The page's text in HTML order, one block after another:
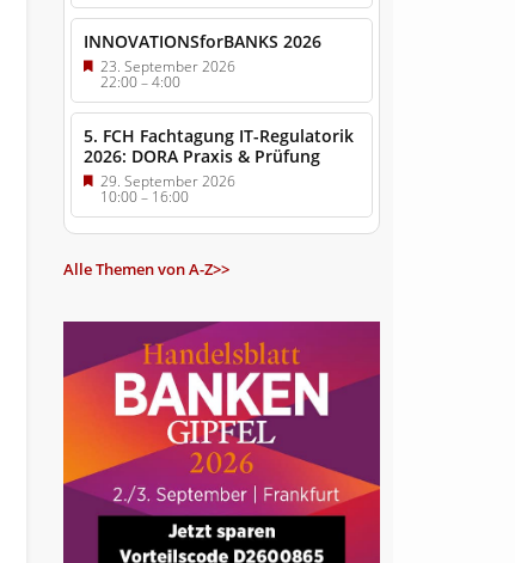
INNOVATIONSforBANKS 2026
23. September 2026
22:00–4:00
5. FCH Fachtagung IT-Regulatorik
2026: DORA Praxis & Prüfung
29. September 2026
10:00– 16:00
Alle Themen von A-Z>>